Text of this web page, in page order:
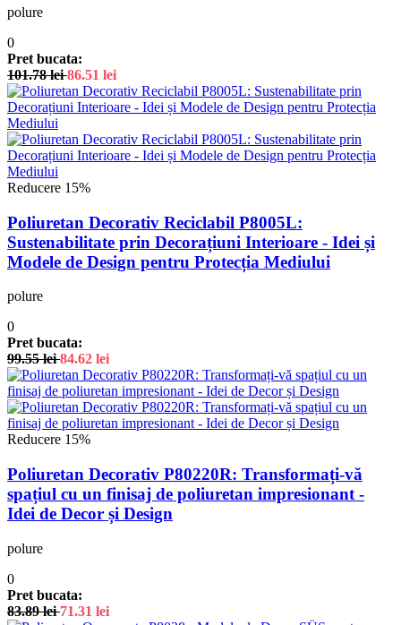
polure
0
Pret bucata:
101.78lei 86.51 lei
Reducere 15%
Poliuretan Decorativ Reciclabil P8005L:
Sustenabilitate prin Decorațiuni Interioare - Idei și
Modele de Design pentru Protecția Mediului
polure
0
Pret bucata:
99.55lei 84.62 lei
Reducere 15%
Poliuretan Decorativ P80220R: Transformați-vă
spațiul cu un finisaj de poliuretan impresionant -
Idei de Decor și Design
polure
0
Pret bucata:
83.89lei 71.31 lei